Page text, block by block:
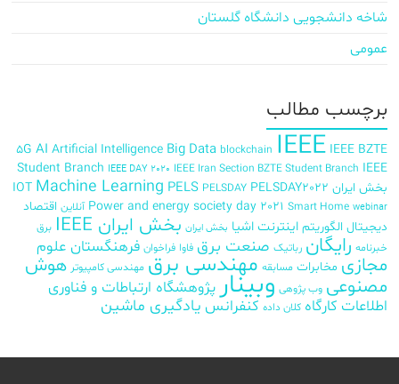
شاخه دانشجویی دانشگاه گلستان
عمومی
برچسب‌ مطالب
5G AI Artificial Intelligence Big Data blockchain IEEE IEEE BZTE
Student Branch IEEE DAY 2020 IEEE Iran Section BZTE Student Branch IEEE
بخش ایران
IOT Machine Learning PELS PELSDAY PELSDAY2022
Power and energy society day 2021 Smart Home webinar آنلاین اقتصاد
دیجیتال الگوریتم اینترنت اشیا بخش ایران بخش ایران IEEE
برق
خبرنامه رایگان رباتیک صنعت برق فاوا فراخوان فرهنگستان علوم
مجازی مخابرات مسابقه مهندسی برق مهندسی کامپیوتر هوش
مصنوعی وب پژوهی وبینارپژوهشگاه ارتباطات و فناوری
اطلاعات کارگاه کلان داده کنفرانس یادگیری ماشین